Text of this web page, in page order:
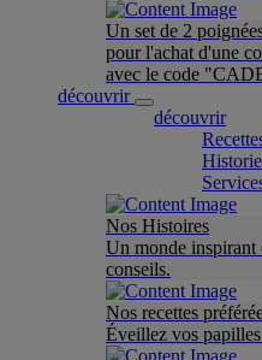
Un set de 2
pour l'achat d'une
avec le code
découvrir
découvrir
Nos Histoires
Un monde inspirant
conseils.
Nos recettes
Éveillez vos papilles